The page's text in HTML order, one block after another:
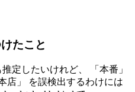
たこと
定したいけれど、 「本番」
店」 を誤検出するわけには